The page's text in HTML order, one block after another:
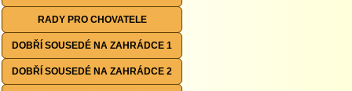
RADY PRO CHOVATELE
DOBŘÍ SOUSEDÉ NA ZAHRÁDCE 1
DOBŘÍ SOUSEDÉ NA ZAHRÁDCE 2